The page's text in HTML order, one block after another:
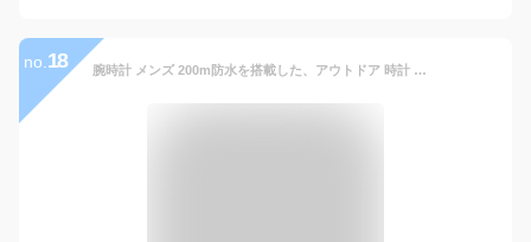
no. 18 腕時計 メンズ 200m防水を搭載した、アウトドア 時計 デジタルウォッチ アナログ デジタル ミリタリーウォッチ デジアナ [ LAD WEATHER ラドウェザー ] ミリタリー スポーツウォッチ カレンダー 日付 男性用 あす楽